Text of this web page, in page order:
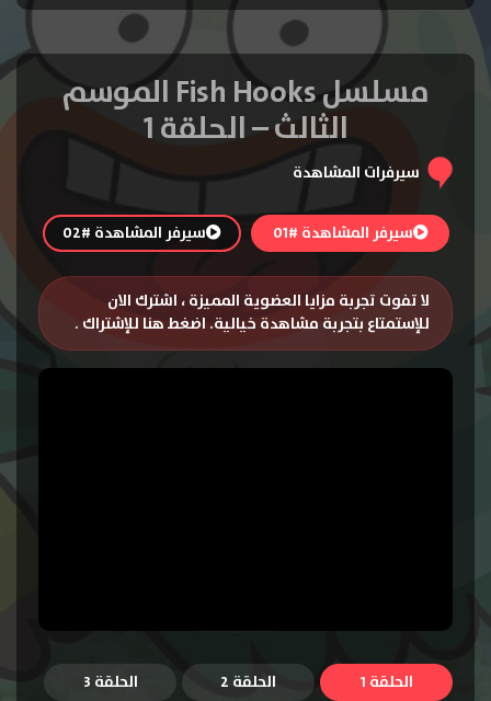
مسلسل Fish Hooks الموسم
الثالث – الحلقة 1
سيرفرات المشاهدة
سيرفر المشاهدة #01 سيرفر المشاهدة #02
لا تفوت تجربة مزايا العضوية المميزة ، اشترك الان
للإستمتاع بتجربة مشاهدة خيالية. اضغط هنا للإشتراك .
الحلقة 1 الحلقة 2
الحلقة 3